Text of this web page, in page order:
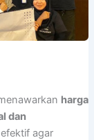
harga
dan
agar